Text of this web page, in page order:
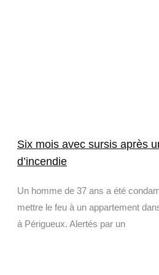
Six mois avec sursis après
d’incendie
Un homme de 37 ans a été
mettre le feu à un appartement
à Périgueux. Alertés par un